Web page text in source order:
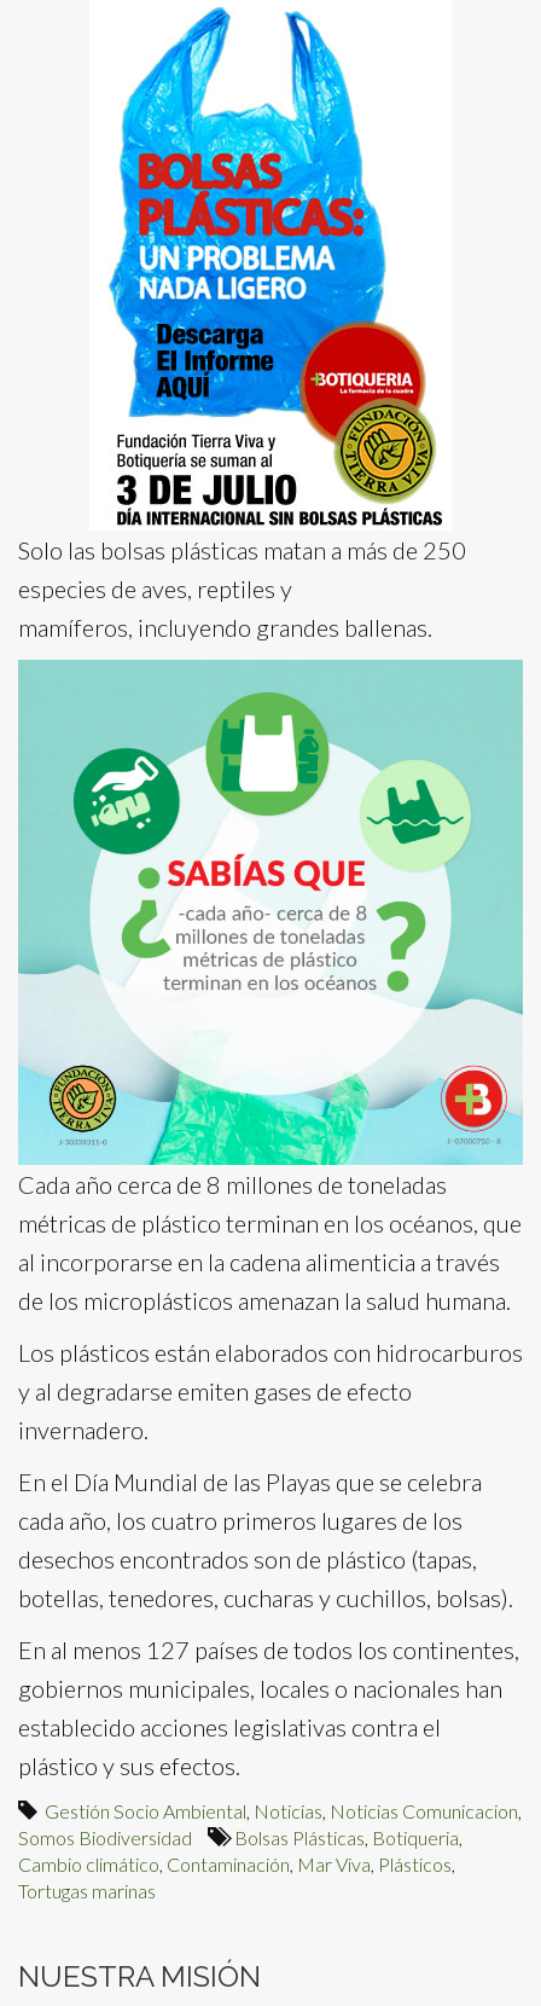
Solo las bolsas plásticas matan a más de 250
especies de aves, reptiles y
mamíferos, incluyendo grandes ballenas.
Cada año cerca de 8 millones de toneladas
métricas de plástico terminan en los océanos, que
al incorporarse en la cadena alimenticia a través
de los microplásticos amenazan la salud humana.
Los plásticos están elaborados con hidrocarburos
y al degradarse emiten gases de efecto
invernadero.
En el Día Mundial de las Playas que se celebra
cada año, los cuatro primeros lugares de los
desechos encontrados son de plástico (tapas,
botellas, tenedores, cucharas y cuchillos, bolsas).
En al menos 127 países de todos los continentes,
gobiernos municipales, locales o nacionales han
establecido acciones legislativas contra el
plástico y sus efectos.
Gestión Socio Ambiental, Noticias, Noticias Comunicacion,
Somos Biodiversidad
Bolsas Plásticas, Botiqueria,
Cambio climático, Contaminación, Mar Viva, Plásticos,
Tortugas marinas
NUESTRA MISIÓN